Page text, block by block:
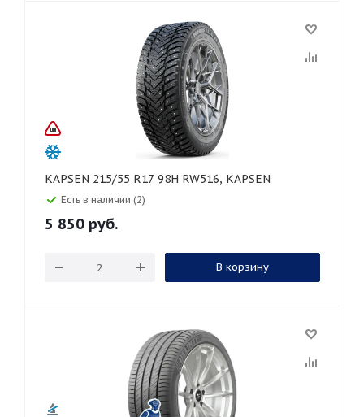
KAPSEN 215/55 R17 98H RW516, KAPSEN
Есть в наличии (2)
5 850 руб.
В корзину